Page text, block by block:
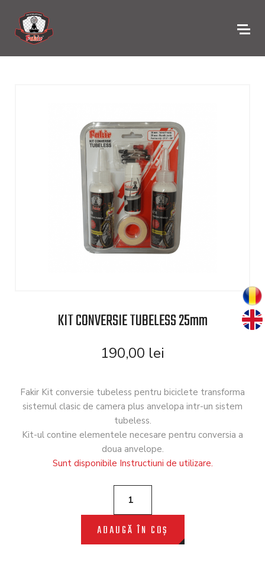
KIT CONVERSIE TUBELESS 25mm
190,00 lei
Fakir Kit conversie tubeless pentru biciclete transforma
sistemul clasic de camera plus anvelopa intr-un sistem
tubeless.
Kit-ul contine elementele necesare pentru conversia a
doua anvelope.
Sunt disponibile Instructiuni de utilizare.
ADAUGĂ ÎN COȘ